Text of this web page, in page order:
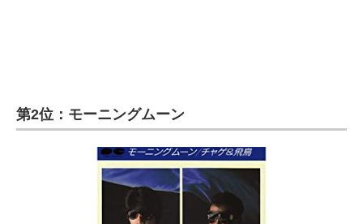
第2位：モーニングムーン